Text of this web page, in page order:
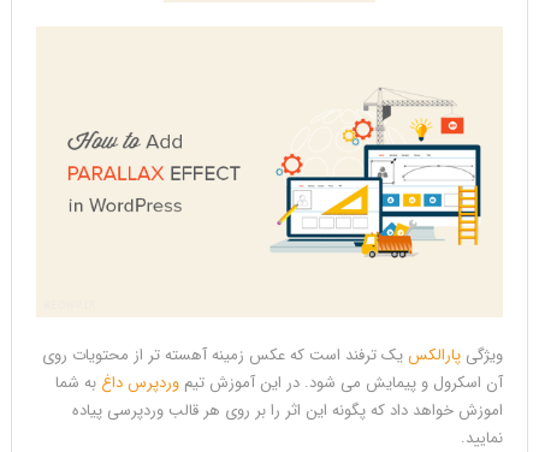
ویژگی پارالکسیک ترفند است که عکس زمینه آهسته تر از محتویات روی
آن اسکرول و پیمایش می شود. در این آموزش تیم وردپرس داغ به شما
اموزش خواهد داد که پگونه این اثر را بر روی هر قالب وردپرسی پیاده
نمایید.